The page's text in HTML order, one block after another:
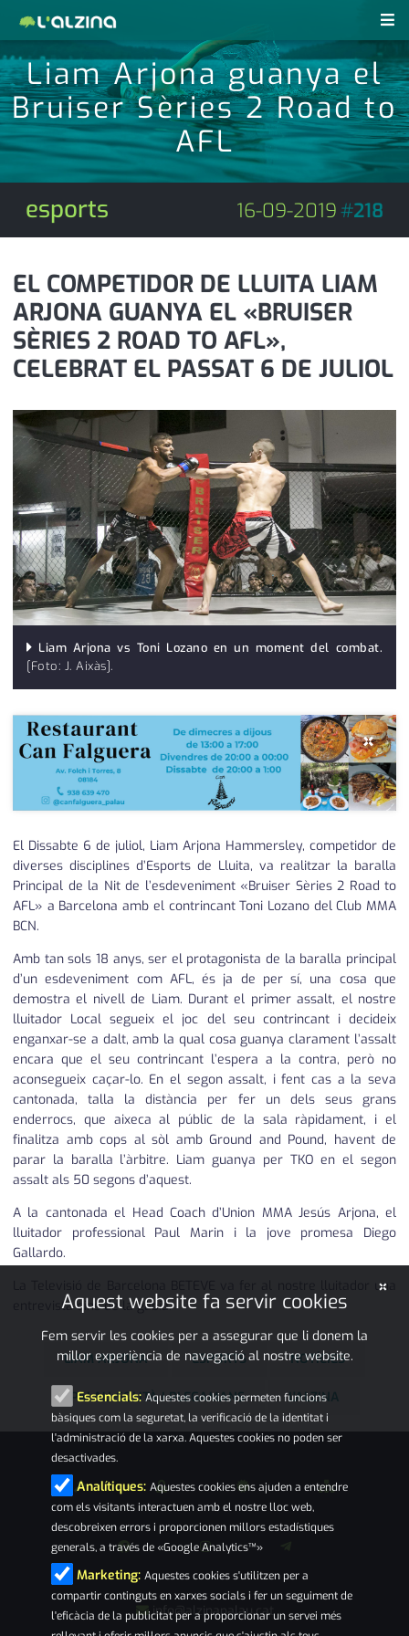
notícies
últimes notícies
activitats
agenda
empresa
entrevista
medi ambient
opinió
política
promo serveis
reportatge
salut
successos
urbanisme
editorial
revistes pdf
anunciants
subscripció
contacte
farmàcies
calendari
Liam Arjona guanya el
Bruiser Sèries 2 Road to
AFL
esports 16-09-2019#218
EL COMPETIDOR DE LLUITA LIAM
ARJONA GUANYA EL «BRUISER
SÈRIES 2 ROAD TO AFL»,
CELEBRAT EL PASSAT 6 DE JULIOL
Liam Arjona vs Toni Lozano en un moment del combat.
[Foto: J. Aixàs].
×
El Dissabte 6 de juliol, Liam Arjona Hammersley, competidor de
diverses disciplines d’Esports de Lluita, va realitzar la baralla
Principal de la Nit de l’esdeveniment «Bruiser Sèries 2 Road to
AFL» a Barcelona amb el contrincant Toni Lozano del Club MMA
BCN.
Amb tan sols 18 anys, ser el protagonista de la baralla principal
d’un esdeveniment com AFL, és ja de per sí, una cosa que
demostra el nivell de Liam. Durant el primer assalt, el nostre
lluitador Local segueix el joc del seu contrincant i decideix
enganxar-se a dalt, amb la qual cosa guanya clarament l’assalt
encara que el seu contrincant l’espera a la contra, però no
aconsegueix caçar-lo. En el segon assalt, i fent cas a la seva
cantonada, talla la distància per fer un dels seus grans
enderrocs, que aixeca al públic de la sala ràpidament, i el
finalitza amb cops al sòl amb Ground and Pound, havent de
parar la baralla l’àrbitre. Liam guanya per TKO en el segon
assalt als 50 segons d’aquest.
A la cantonada el Head Coach d’Union MMA Jesús Arjona, el
lluitador professional Paul Marin i la jove promesa Diego
Gallardo.
La Televisió de Barcelona BETEVE va fer al nostre lluitador una
entrevista dins de la gàbia.
LIAM ARJONA ESPORTS NOTÍCIES
PALAU-SOLITÀ I PLEGAMANS L'ALZINA
info@alzinapalau.cat
×
Aquest website fa servir cookies
Fem servir les cookies per a assegurar que li donem la
millor experiència de navegació al nostre website.
Essencials: Aquestes cookies permeten funcions
bàsiques com la seguretat, la verificació de la identitat i
l'administració de la xarxa. Aquestes cookies no poden ser
desactivades.
Analítiques: Aquestes cookies ens ajuden a entendre
com els visitants interactuen amb el nostre lloc web,
descobreixen errors i proporcionen millors estadístiques
generals, a través de «Google Analytics™»
Marketing: Aquestes cookies s'utilitzen per a
compartir continguts en xarxes socials i fer un seguiment de
l'eficàcia de la publicitat per a proporcionar un servei més